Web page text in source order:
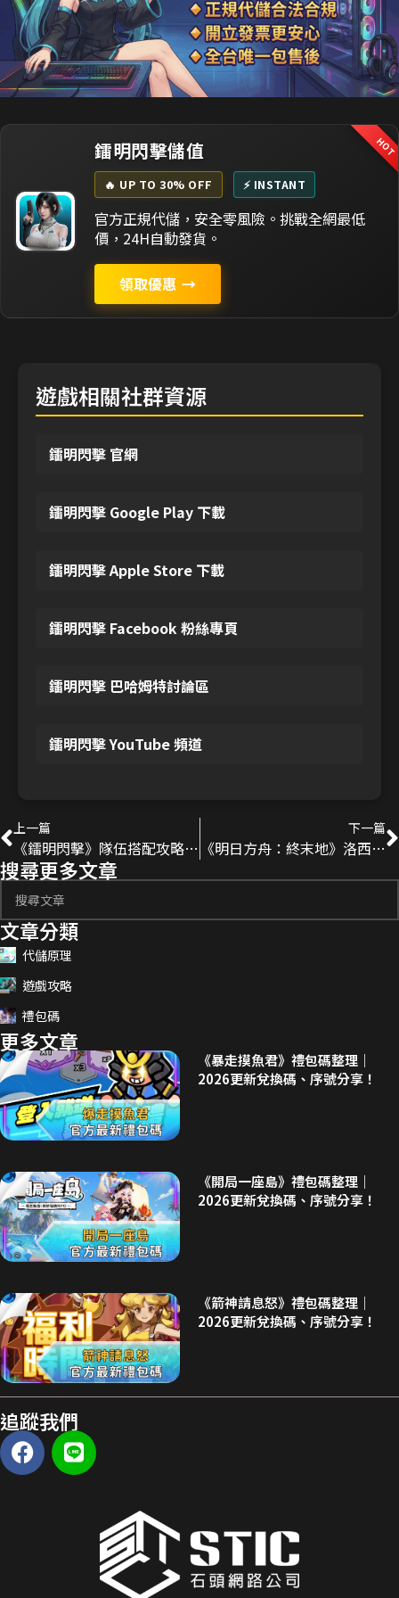
HOT
鐳明閃擊儲值
🔥 UP TO 30% OFF ⚡ INSTANT
官方正規代儲，安全零風險。挑戰全網最低
價，24H自動發貨。
領取優惠 →
遊戲相關社群資源
鐳明閃擊 官網
鐳明閃擊 Google Play 下載
鐳明閃擊 Apple Store 下載
鐳明閃擊 Facebook 粉絲專頁
鐳明閃擊 巴哈姆特討論區
鐳明閃擊 YouTube 頻道
上一篇
《鐳明閃擊》隊伍搭配攻略｜沙鷹模組運用、開荒到成型陣容推薦
下一篇
《明日方舟：終末地》洛西培養素材整理｜晉升、專武、技能專精所需材料與取得方式
搜尋更多文章
文章分類
代儲原理
遊戲攻略
禮包碼
更多文章
《暴走摸魚君》禮包碼整理｜
2026更新兌換碼、序號分享！
《開局一座島》禮包碼整理｜
2026更新兌換碼、序號分享！
《箭神請息怒》禮包碼整理｜
2026更新兌換碼、序號分享！
追蹤我們